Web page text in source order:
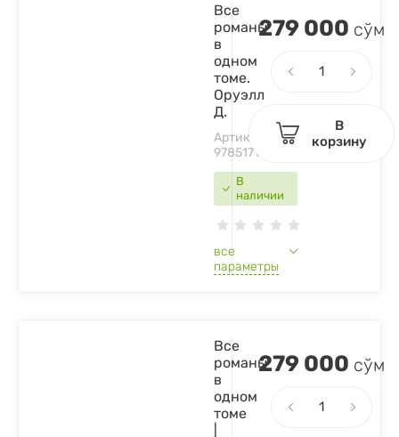
В
наличии
Все
романы
в
одном
томе.
Оруэлл
Д.
Артикул:
9785171050948
все
параметры
279 000 сўм
В
корзину
Все
романы
в
одном
томе
279 000 сўм